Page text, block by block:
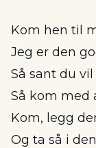
Kom hen til
Jeg er den
Så sant du
Så kom med
Kom, legg
Og ta så i